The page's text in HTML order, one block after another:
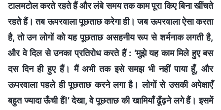
टालमटोल करते रहते हैं और लंबे समय तक काम पूरा किए बिना खींचते
रहते हैं। तब ऊपरवाला पूछताछ करेगा ही। जब ऊपरवाला ऐसा करता
है, तो उन लोगों को यह पूछताछ असहनीय रूप से शर्मनाक लगती है,
और वे दिल से उनका प्रतिरोध करते हैं : ‘मुझे यह काम मिले हुए बस
दस दिन ही हुए हैं। मैं अभी तक इसे समझ भी नहीं पाया हूँ, और
ऊपरवाला पहले ही पूछताछ करने लगा है। लोगों से उसकी अपेक्षाएँ
बहुत ज्यादा ऊँची हैं!’ देखा, वे पूछताछ की खामियाँ ढूँढ़ने लगे हैं। इसमें